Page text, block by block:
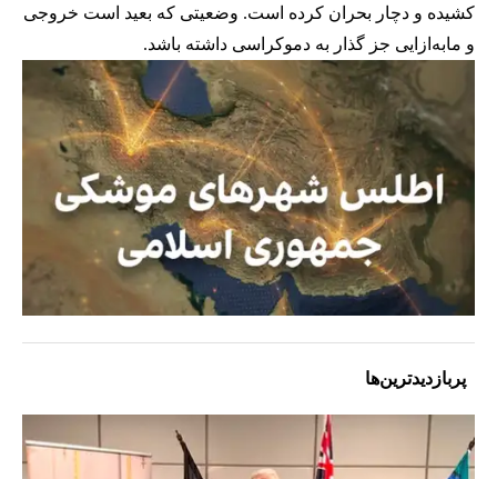
کشیده و دچار بحران کرده است. وضعیتی که بعید است خروجی
و مابه‌ازایی جز گذار به دموکراسی داشته باشد.
پربازدیدترین‌ها